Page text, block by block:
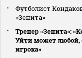
Футболист
«Зенита»
Тренер «Зенита»:
Уйти может любой,
игрока»